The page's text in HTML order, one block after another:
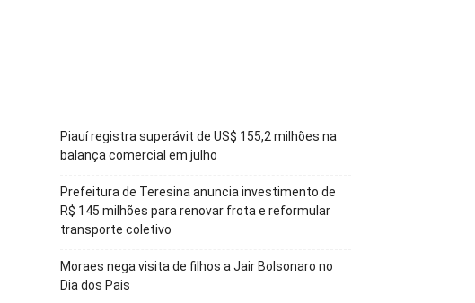
Piauí registra superávit de US$ 155,2 milhões na
balança comercial em julho
Prefeitura de Teresina anuncia investimento de
R$ 145 milhões para renovar frota e reformular
transporte coletivo
Moraes nega visita de filhos a Jair Bolsonaro no
Dia dos Pais